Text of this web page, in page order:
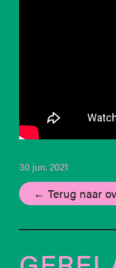
30 jun. 2021
← Terug naar